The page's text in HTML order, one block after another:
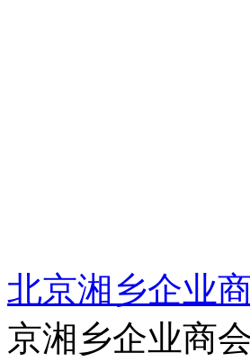
北京湘乡企业
京湘乡企业商会